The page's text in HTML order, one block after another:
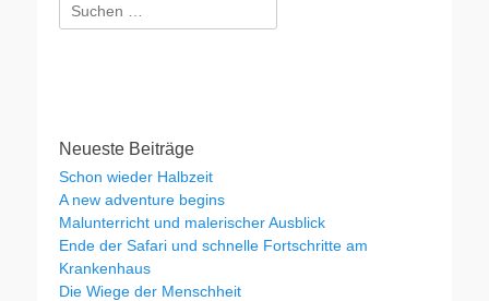
nach:
Neueste Beiträge
Schon wieder Halbzeit
A new adventure begins
Malunterricht und malerischer Ausblick
Ende der Safari und schnelle Fortschritte am
Krankenhaus
Die Wiege der Menschheit